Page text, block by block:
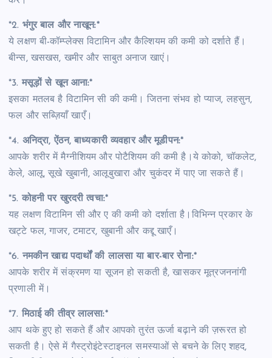
*2. भंगुर बाल और नाखून:*
ये लक्षण बी-कॉम्प्लेक्स विटामिन और कैल्शियम की कमी को दर्शाते हैं।
बीन्स, खसखस, खमीर और साबुत अनाज खाएं।
*3. मसूड़ों से खून आना:*
इसका मतलब है विटामिन सी की कमी। जितना संभव हो प्याज, लहसुन,
फल ​​और सब्ज़ियाँ खाएँ।
*4. अनिद्रा, ऐंठन, बाध्यकारी व्यवहार और मूडीपन:*
आपके शरीर में मैग्नीशियम और पोटैशियम की कमी है।ये कोको, चॉकलेट,
केले, आलू, सूखे खुबानी, आलूबुखारा और चुकंदर में पाए जा सकते हैं।
*5. कोहनी पर खुरदरी त्वचा:*
यह लक्षण विटामिन सी और ए की कमी को दर्शाता है।विभिन्न प्रकार के
खट्टे फल, गाजर, टमाटर, खुबानी और कद्दू खाएँ।
*6. नमकीन खाद्य पदार्थों की लालसा या बार-बार रोना:*
आपके शरीर में संक्रमण या सूजन हो सकती है, खासकर मूत्रजननांगी
प्रणाली में।
*7. मिठाई की तीव्र लालसा:*
आप थके हुए हो सकते हैं और आपको तुरंत ऊर्जा बढ़ाने की ज़रूरत हो
सकती है। ऐसे में गैस्ट्रोइंटेस्टाइनल समस्याओं से बचने के लिए शहद,